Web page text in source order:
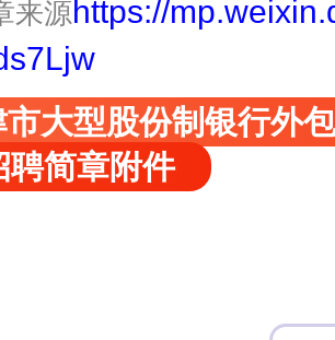
源https://
市大型股份制银行外
聘简章附件